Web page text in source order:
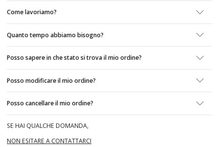
Come lavoriamo?
Quanto tempo abbiamo bisogno?
Posso sapere in che stato si trova il mio ordine?
Posso modificare il mio ordine?
Posso cancellare il mio ordine?
SE HAI QUALCHE DOMANDA,
NON ESITARE A CONTATTARCI